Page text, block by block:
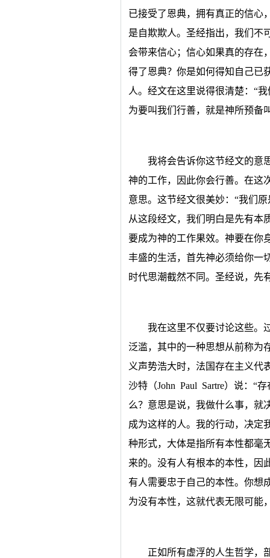
已接受了恩典，拥有真正的信心
是自欺欺人。圣经指出，我们不
会带来信心；信心如果真的存在
得了恩典？你是如何得知自己已
人。经文在这里说得很清楚：“
为要叫我们行善，就是神所预备
我将会告诉你这节经文的意
神的工作，因此你会行善。在这
意思。这节经文很美妙：“我们
从这段经文，我们明白是先有本
要成为神的工作果效。神要在你
丰盛的生活，首先神必须给你一
时代思潮截然不同。圣经说，先
我在这里不仅要讨论这些。
泛滥，其中的一种思想从前称为
义声势浩大时，法国存在主义
沙特（John Paul Sartre）说：“
么？意思是说，我做什么事，就
成为这样的人。我的行动，决定
种形式，大体是指所有本性都毫
来的。没有人有根本的本性，因
有人需要忠于自己的本性。你想
为没有本性，这就代表无限可能
正如所有虚浮的人生哲学，